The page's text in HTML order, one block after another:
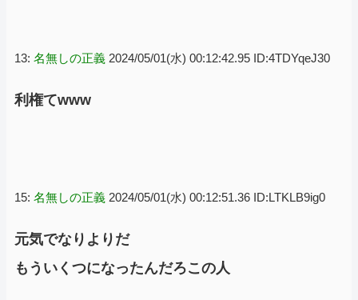
13: 名無しの正義 2024/05/01(水) 00:12:42.95 ID:4TDYqeJ30
利権てwww
15: 名無しの正義 2024/05/01(水) 00:12:51.36 ID:LTKLB9ig0
元気でなりよりだ
もういくつになったんだろこの人